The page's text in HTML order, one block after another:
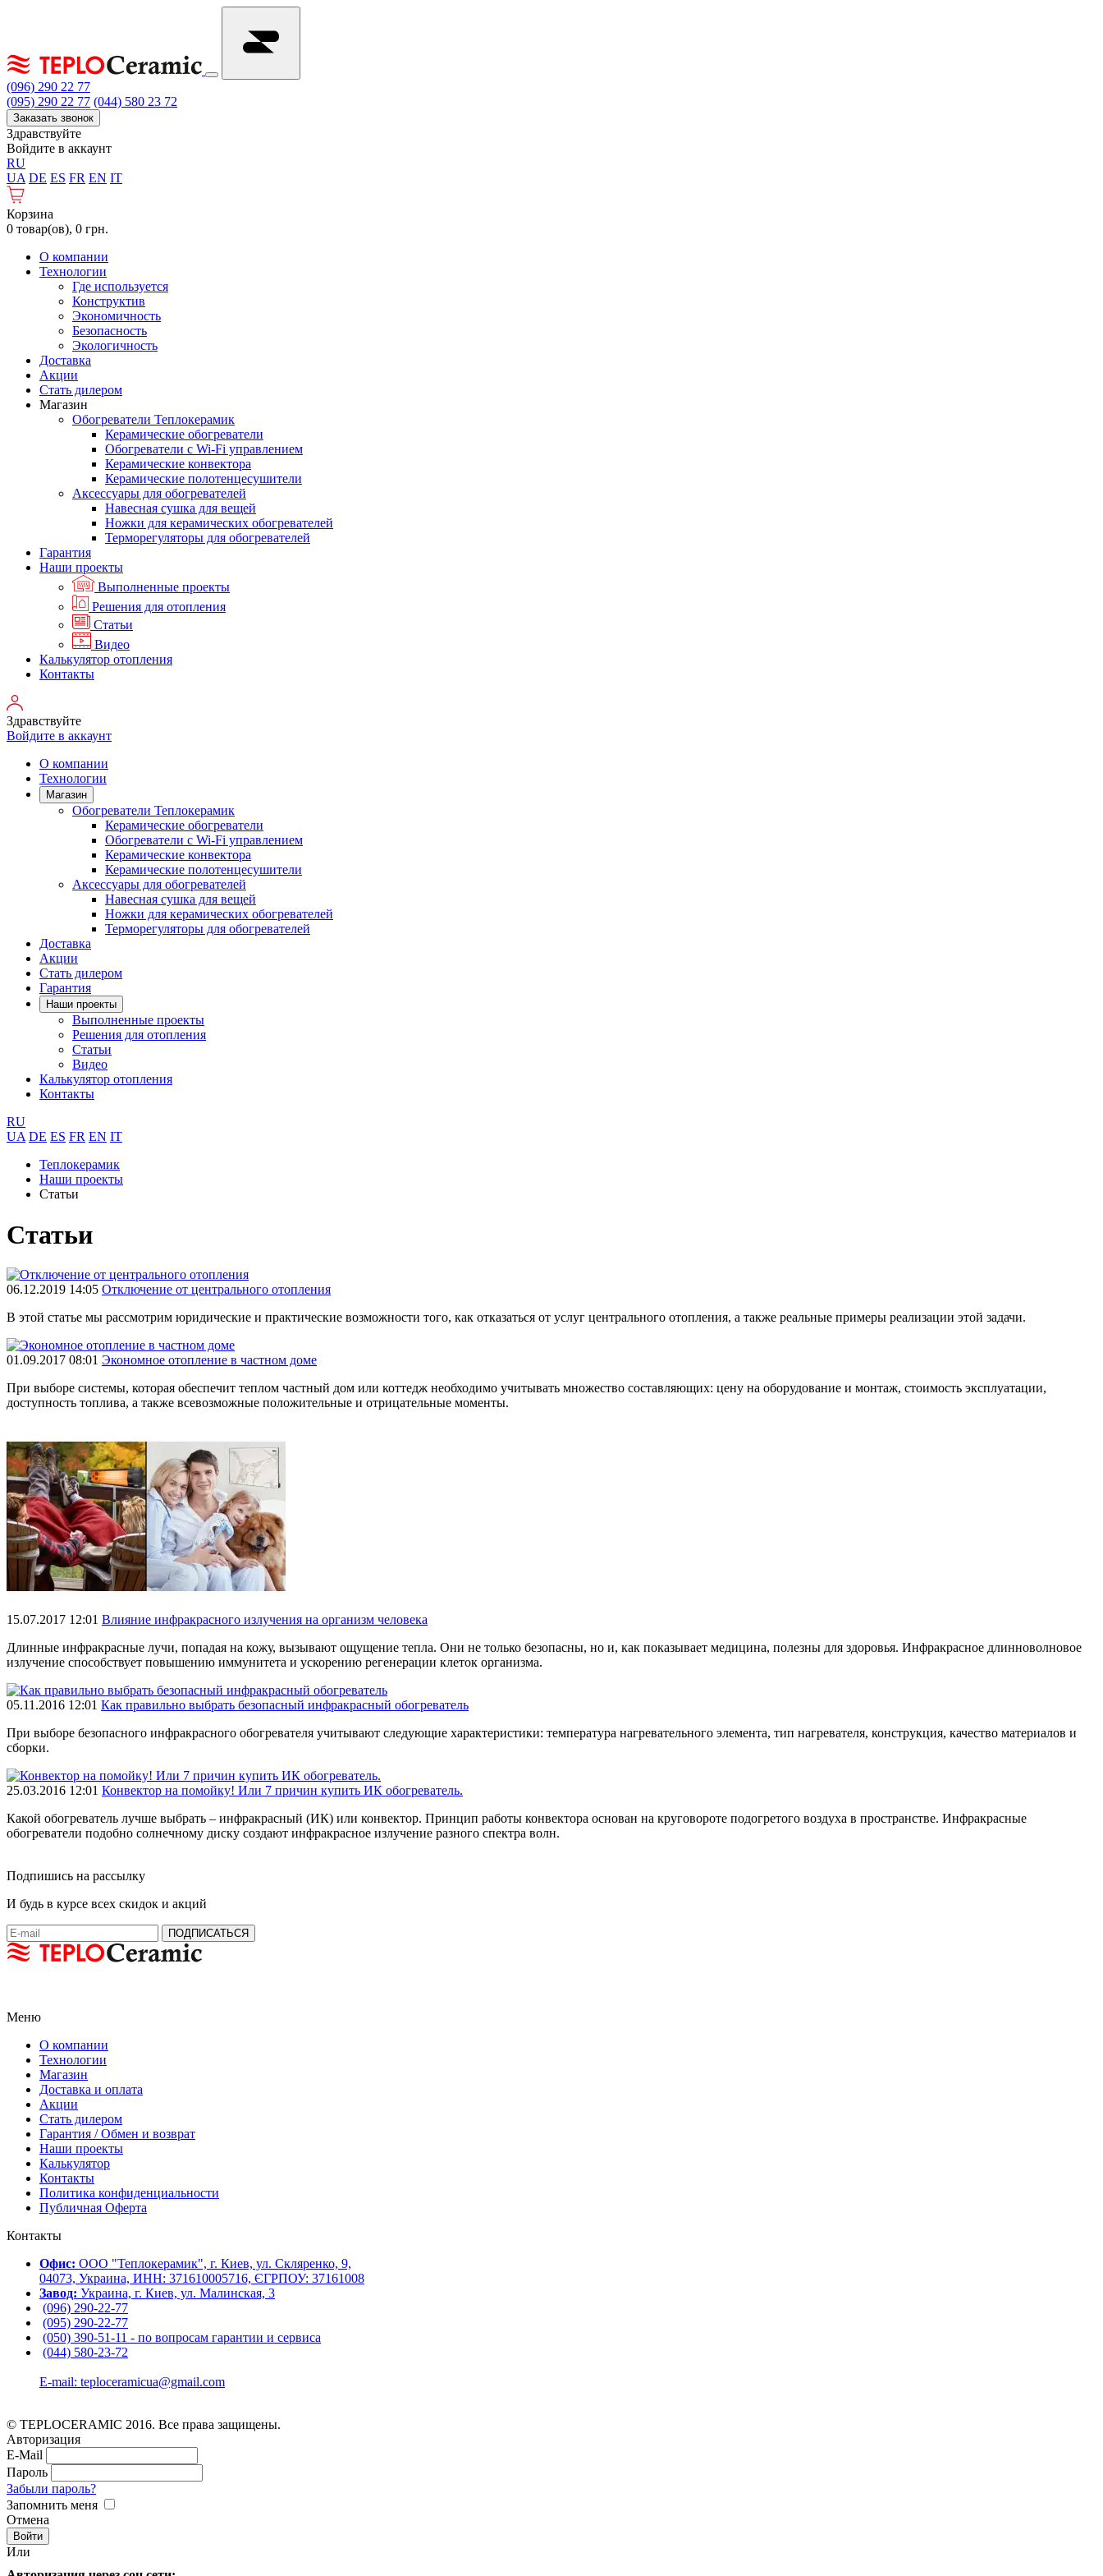
(096) 290 22 77
(095) 290 22 77 (044) 580 23 72
Заказать звонок
Здравствуйте
Войдите в аккаунт
RU
UA DE ES FR EN IT
Корзина
0 товар(ов), 0 грн.
О компании
Технологии
Где используется
Конструктив
Экономичность
Безопасность
Экологичность
Доставка
Акции
Стать дилером
Магазин
Обогреватели Теплокерамик
Керамические обогреватели
Обогреватели с Wi-Fi управлением
Керамические конвектора
Керамические полотенцесушители
Аксессуары для обогревателей
Навесная сушка для вещей
Ножки для керамических обогревателей
Терморегуляторы для обогревателей
Гарантия
Наши проекты
Выполненные проекты
Решения для отопления
Статьи
Видео
Калькулятор отопления
Контакты
Здравствуйте
Войдите в аккаунт
О компании
Технологии
Магазин
Обогреватели Теплокерамик
Керамические обогреватели
Обогреватели с Wi-Fi управлением
Керамические конвектора
Керамические полотенцесушители
Аксессуары для обогревателей
Навесная сушка для вещей
Ножки для керамических обогревателей
Терморегуляторы для обогревателей
Доставка
Акции
Стать дилером
Гарантия
Наши проекты
Выполненные проекты
Решения для отопления
Статьи
Видео
Калькулятор отопления
Контакты
RU
UA DE ES FR EN IT
Теплокерамик
Наши проекты
Статьи
Статьи
06.12.2019 14:05 Отключение от центрального отопления
В этой статье мы рассмотрим юридические и практические возможности того, как отказаться от услуг центрального отопления, а также реальные примеры реализации этой задачи.
01.09.2017 08:01 Экономное отопление в частном доме
При выборе системы, которая обеспечит теплом частный дом или коттедж необходимо учитывать множество составляющих: цену на оборудование и монтаж, стоимость эксплуатации,
доступность топлива, а также всевозможные положительные и отрицательные моменты.
15.07.2017 12:01 Влияние инфракрасного излучения на организм человека
Длинные инфракрасные лучи, попадая на кожу, вызывают ощущение тепла. Они не только безопасны, но и, как показывает медицина, полезны для здоровья. Инфракрасное длинноволновое
излучение способствует повышению иммунитета и ускорению регенерации клеток организма.
05.11.2016 12:01 Как правильно выбрать безопасный инфракрасный обогреватель
При выборе безопасного инфракрасного обогревателя учитывают следующие характеристики: температура нагревательного элемента, тип нагревателя, конструкция, качество материалов и
сборки.
25.03.2016 12:01 Конвектор на помойку! Или 7 причин купить ИК обогреватель.
Какой обогреватель лучше выбрать – инфракрасный (ИК) или конвектор. Принцип работы конвектора основан на круговороте подогретого воздуха в пространстве. Инфракрасные
обогреватели подобно солнечному диску создают инфракрасное излучение разного спектра волн.
Подпишись на рассылку
И будь в курсе всех скидок и акций
Меню
О компании
Технологии
Магазин
Доставка и оплата
Акции
Стать дилером
Гарантия / Обмен и возврат
Наши проекты
Калькулятор
Контакты
Политика конфиденциальности
Публичная Оферта
Контакты
Офис: ООО "Теплокерамик", г. Киев, ул. Скляренко, 9,
04073, Украина, ИНН: 371610005716, ЄГРПОУ: 37161008
Завод: Украина, г. Киев, ул. Малинская, 3
(096) 290-22-77
(095) 290-22-77
(050) 390-51-11 - по вопросам гарантии и cервиса
(044) 580-23-72
E-mail: teploceramicua@gmail.com
© TEPLOCERAMIC 2016. Все права защищены.
Авторизация
E-Mail
Пароль
Забыли пароль?
Запомнить меня
Отмена
Или